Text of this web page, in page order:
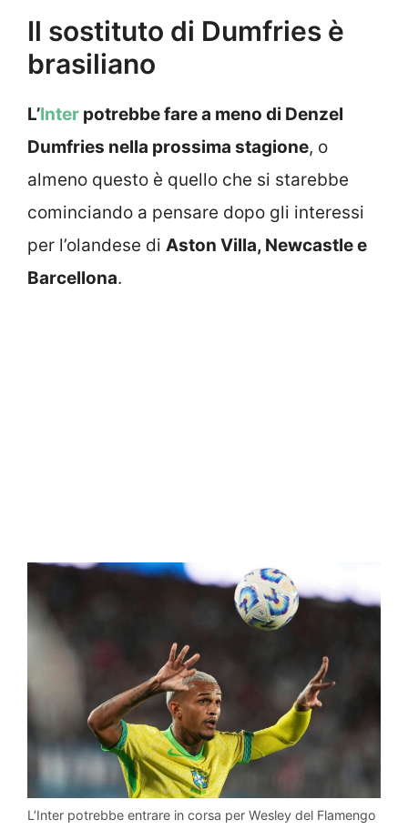
Il sostituto di Dumfries è
brasiliano
L’Inter potrebbe fare a meno di Denzel
Dumfries nella prossima stagione, o
almeno questo è quello che si starebbe
cominciando a pensare dopo gli interessi
per l’olandese di Aston Villa, Newcastle e
Barcellona.
L’Inter potrebbe entrare in corsa per Wesley del Flamengo